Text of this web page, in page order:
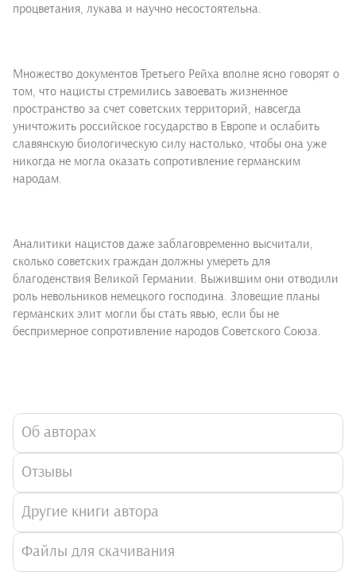
процветания, лукава и научно несостоятельна.
Множество документов Третьего Рейха вполне ясно говорят о
том, что нацисты стремились завоевать жизненное
пространство за счет советских территорий, навсегда
уничтожить российское государство в Европе и ослабить
славянскую биологическую силу настолько, чтобы она уже
никогда не могла оказать сопротивление германским
народам.
Аналитики нацистов даже заблаговременно высчитали,
сколько советских граждан должны умереть для
благоденствия Великой Германии. Выжившим они отводили
роль невольников немецкого господина. Зловещие планы
германских элит могли бы стать явью, если бы не
беспримерное сопротивление народов Советского Союза.
Об авторах
Отзывы
Другие книги автора
Файлы для скачивания